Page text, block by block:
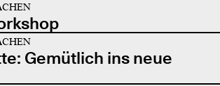
Gemütlich ins neue